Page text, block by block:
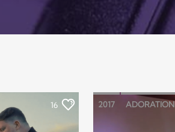
16 2017 ADORATION